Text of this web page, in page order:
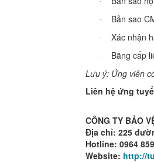
· Bản sao
· Xác nhận
·
Bằng cấp
Lưu ý: Ứng viên
Liên hệ ứng
CÔNG TY BẢO
Địa chỉ: 225
Hotline: 0964
Website: http://